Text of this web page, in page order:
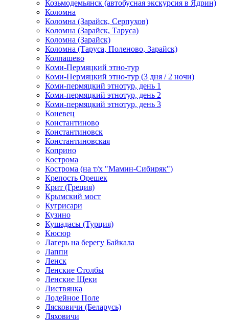
Козьмодемьянск (автобусная экскурсия в Ядрин)
Коломна
Коломна (Зарайск, Серпухов)
Коломна (Зарайск, Таруса)
Коломна (Зарайск)
Коломна (Таруса, Поленово, Зарайск)
Колпашево
Коми-Пермяцкий этно-тур
Коми-Пермяцкий этно-тур (3 дня / 2 ночи)
Коми-пермяцкий этнотур, день 1
Коми-пермяцкий этнотур, день 2
Коми-пермяцкий этнотур, день 3
Коневец
Константиново
Константиновск
Константиновская
Коприно
Кострома
Кострома (на т/х "Мамин-Сибиряк")
Крепость Орешек
Крит (Греция)
Крымский мост
Кугрисари
Кузино
Кушадасы (Турция)
Кюсюр
Лагерь на берегу Байкала
Лаппи
Ленск
Ленские Столбы
Ленские Щеки
Листвянка
Лодейное Поле
Лясковичи (Беларусь)
Ляховичи